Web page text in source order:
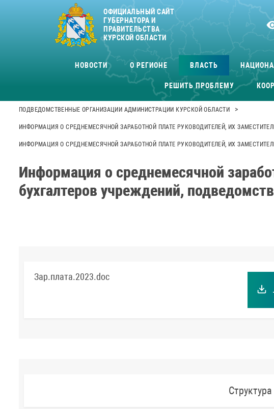
ОФИЦИАЛЬНЫЙ САЙТ
ГУБЕРНАТОРА И
ПРАВИТЕЛЬСТВА
КУРСКОЙ ОБЛАСТИ
НОВОСТИ О РЕГИОНЕ ВЛАСТЬ
РЕШИТЬ ПРОБЛЕМУ
ПОДВЕДОМСТВЕННЫЕ ОРГАНИЗАЦИИ АДМИНИСТРАЦИИ КУРСКОЙ ОБЛАСТИ >
ИНФОРМАЦИЯ О СРЕДНЕМЕСЯЧНОЙ ЗАРАБОТНОЙ ПЛАТЕ РУКОВОДИТЕЛЕЙ, ИХ
ИНФОРМАЦИЯ О СРЕДНЕМЕСЯЧНОЙ ЗАРАБОТНОЙ ПЛАТЕ РУКОВОДИТЕЛЕЙ, ИХ
Информация о среднемесячной
бухгалтеров учреждений,
Зар.плата.2023.doc